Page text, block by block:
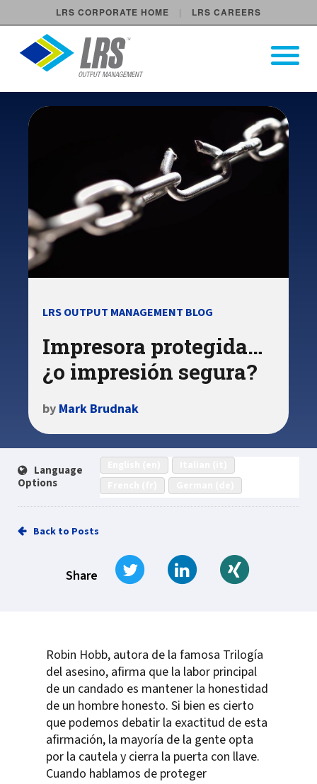
LRS CORPORATE HOME LRS CAREERS
LRS Output Management
Main Navigation
Open
LRS OUTPUT MANAGEMENT BLOG
Impresora protegida…
¿o impresión segura?
by Mark Brudnak
Language
Options
Back to Posts
Share
Tweet Share on LinkedIn
Robin Hobb, autora de la famosa Trilogía
del asesino, afirma que la labor principal
de un candado es mantener la honestidad
de un hombre honesto. Si bien es cierto
que podemos debatir la exactitud de esta
afirmación, la mayoría de la gente opta
por la cautela y cierra la puerta con llave.
Cuando hablamos de proteger